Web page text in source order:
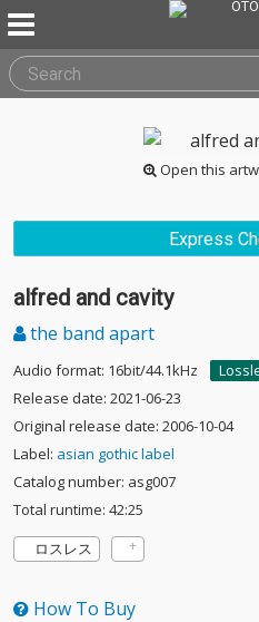
Open this
Express
alfred and cavity
the band apart
Audio format: 16bit/44.1kHz
Release date: 2021-06-23
Original release date: 2006-10-04
Label: asian gothic label
Catalog number: asg007
Total runtime: 42:25
ロスレス
How To Buy